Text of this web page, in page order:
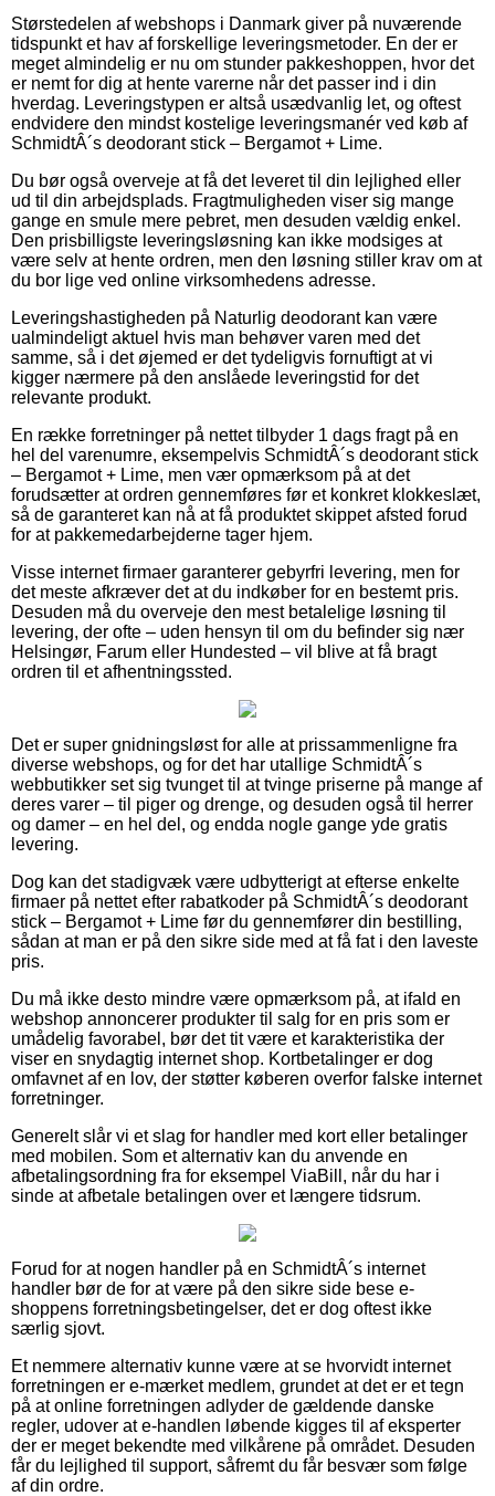
Størstedelen af webshops i Danmark giver på nuværende
tidspunkt et hav af forskellige leveringsmetoder. En der er
meget almindelig er nu om stunder pakkeshoppen, hvor det
er nemt for dig at hente varerne når det passer ind i din
hverdag. Leveringstypen er altså usædvanlig let, og oftest
endvidere den mindst kostelige leveringsmanér ved køb af
SchmidtÂ´s deodorant stick – Bergamot + Lime.
Du bør også overveje at få det leveret til din lejlighed eller
ud til din arbejdsplads. Fragtmuligheden viser sig mange
gange en smule mere pebret, men desuden vældig enkel.
Den prisbilligste leveringsløsning kan ikke modsiges at
være selv at hente ordren, men den løsning stiller krav om at
du bor lige ved online virksomhedens adresse.
Leveringshastigheden på Naturlig deodorant kan være
ualmindeligt aktuel hvis man behøver varen med det
samme, så i det øjemed er det tydeligvis fornuftigt at vi
kigger nærmere på den anslåede leveringstid for det
relevante produkt.
En række forretninger på nettet tilbyder 1 dags fragt på en
hel del varenumre, eksempelvis SchmidtÂ´s deodorant stick
– Bergamot + Lime, men vær opmærksom på at det
forudsætter at ordren gennemføres før et konkret klokkeslæt,
så de garanteret kan nå at få produktet skippet afsted forud
for at pakkemedarbejderne tager hjem.
Visse internet firmaer garanterer gebyrfri levering, men for
det meste afkræver det at du indkøber for en bestemt pris.
Desuden må du overveje den mest betalelige løsning til
levering, der ofte – uden hensyn til om du befinder sig nær
Helsingør, Farum eller Hundested – vil blive at få bragt
ordren til et afhentningssted.
Det er super gnidningsløst for alle at prissammenligne fra
diverse webshops, og for det har utallige SchmidtÂ´s
webbutikker set sig tvunget til at tvinge priserne på mange af
deres varer – til piger og drenge, og desuden også til herrer
og damer – en hel del, og endda nogle gange yde gratis
levering.
Dog kan det stadigvæk være udbytterigt at efterse enkelte
firmaer på nettet efter rabatkoder på SchmidtÂ´s deodorant
stick – Bergamot + Lime før du gennemfører din bestilling,
sådan at man er på den sikre side med at få fat i den laveste
pris.
Du må ikke desto mindre være opmærksom på, at ifald en
webshop annoncerer produkter til salg for en pris som er
umådelig favorabel, bør det tit være et karakteristika der
viser en snydagtig internet shop. Kortbetalinger er dog
omfavnet af en lov, der støtter køberen overfor falske internet
forretninger.
Generelt slår vi et slag for handler med kort eller betalinger
med mobilen. Som et alternativ kan du anvende en
afbetalingsordning fra for eksempel ViaBill, når du har i
sinde at afbetale betalingen over et længere tidsrum.
Forud for at nogen handler på en SchmidtÂ´s internet
handler bør de for at være på den sikre side bese e-
shoppens forretningsbetingelser, det er dog oftest ikke
særlig sjovt.
Et nemmere alternativ kunne være at se hvorvidt internet
forretningen er e-mærket medlem, grundet at det er et tegn
på at online forretningen adlyder de gældende danske
regler, udover at e-handlen løbende kigges til af eksperter
der er meget bekendte med vilkårene på området. Desuden
får du lejlighed til support, såfremt du får besvær som følge
af din ordre.